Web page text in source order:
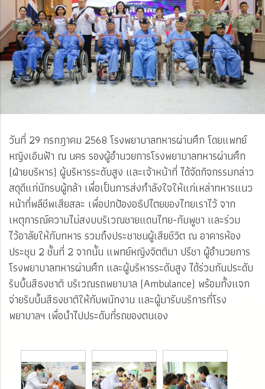
วันที่ 29 กรกฎาคม 2568 โรงพยาบาลทหารผ่านศึก โดยแพทย์
หญิงเอินฟ้า ณ นคร รองผู้อำนวยการโรงพยาบาลทหารผ่านศึก
(ฝ่ายบริหาร) ผู้บริหารระดับสูง และเจ้าหน้าที่ ได้จัดกิจกรรมกล่าว
สดุดีแก่นักรบผู้กล้า เพื่อเป็นการส่งกำลังใจให้แก่เหล่าทหารแนว
หน้าที่พลีชีพเสียสละ เพื่อปกป้องอธิปไตยของไทยเราไว้ จาก
เหตุการณ์ความไม่สงบบริเวณชายแดนไทย-กัมพูชา และร่วม
ไว้อาลัยให้กับทหาร รวมถึงประชาชนผู้เสียชีวิต ณ อาคารห้อง
ประชุม 2 ชั้นที่ 2 จากนั้น แพทย์หญิงจิตติมา ปรีชา ผู้อำนวยการ
โรงพยาบาลทหารผ่านศึก และผู้บริหารระดับสูง ได้ร่วมกันประดับ
ริบบิ้นสีธงชาติ บริเวณรถพยาบาล (Ambulance) พร้อมทั้งแจก
จ่ายริบบิ้นสีธงชาติให้กับพนักงาน และผู้มารับบริการที่โรง
พยาบาลฯ เพื่อนำไปประดับที่รถของตนเอง